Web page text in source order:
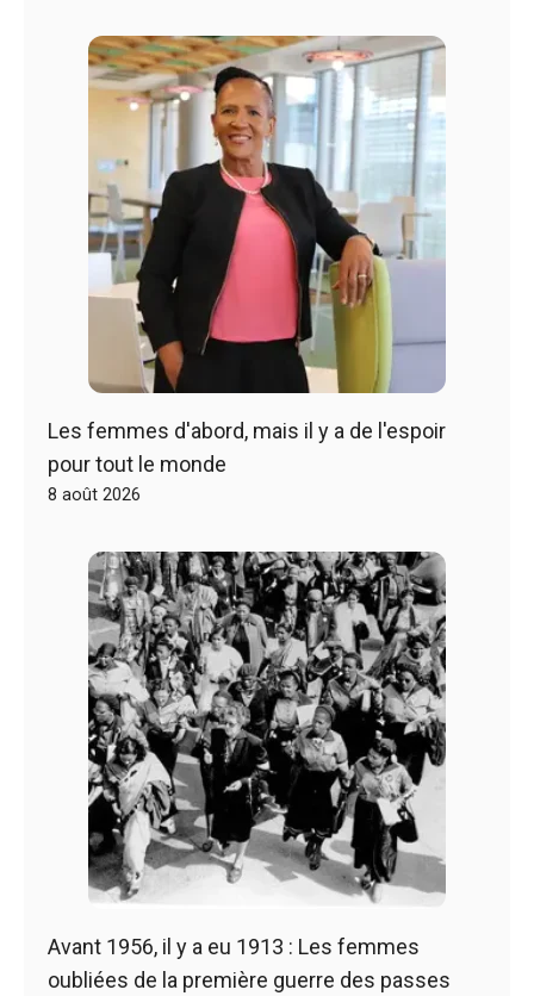
Les femmes d'abord, mais il y a de l'espoir
pour tout le monde
8 août 2026
Avant 1956, il y a eu 1913 : Les femmes
oubliées de la première guerre des passes